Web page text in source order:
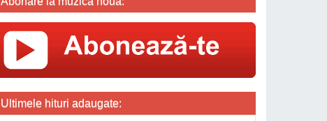
Ultimele hituri adaugate: